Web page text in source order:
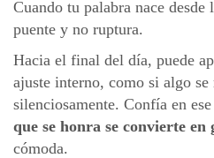
Cuando tu palabra nace
puente y no ruptura.
Hacia el final del día, puede
ajuste interno, como si algo se
silenciosamente. Confía en
que se honra se convierte en
cómoda.